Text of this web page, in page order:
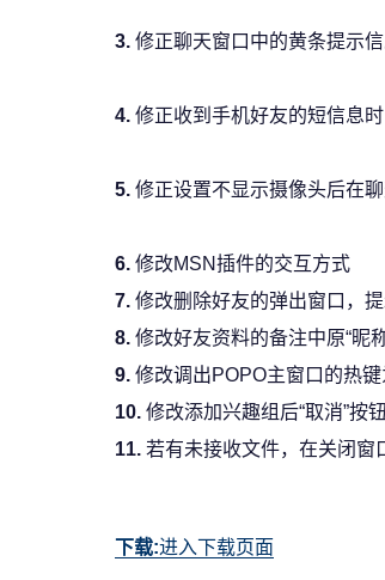
3. 修正聊天窗口中的黄条提示
4. 修正收到手机好友的短信息
5. 修正设置不显示摄像头后在
6. 修改MSN插件的交互方式
7. 修改删除好友的弹出窗口，
8. 修改好友资料的备注中原“昵
9. 修改调出POPO主窗口的热
10. 修改添加兴趣组后“取消”按
11. 若有未接收文件，在关闭窗
下载:进入下载页面